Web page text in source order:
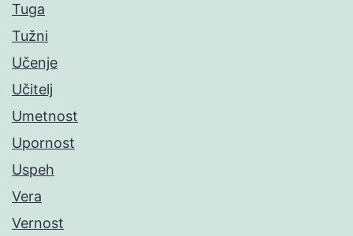
Tuga
Tužni
Učenje
Učitelj
Umetnost
Upornost
Uspeh
Vera
Vernost